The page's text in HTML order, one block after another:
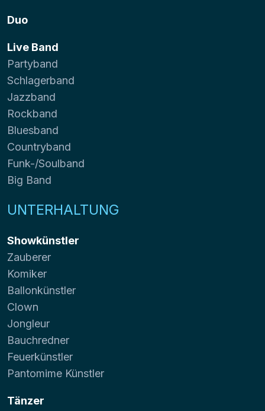
Duo
Live Band
Partyband
Schlagerband
Jazzband
Rockband
Bluesband
Countryband
Funk-/Soulband
Big Band
UNTERHALTUNG
Showkünstler
Zauberer
Komiker
Ballonkünstler
Clown
Jongleur
Bauchredner
Feuerkünstler
Pantomime Künstler
Tänzer